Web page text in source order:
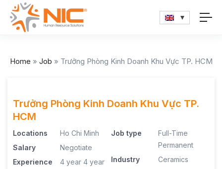
Home » Job » Trưởng Phòng Kinh Doanh Khu Vực TP. HCM
Trưởng Phòng Kinh Doanh Khu Vực TP.
HCM
Locations
Ho Chi Minh
Salary
Negotiate
Experience
4 year 4 year
Job type
Full-Time
Permanent
Industry
Ceramics